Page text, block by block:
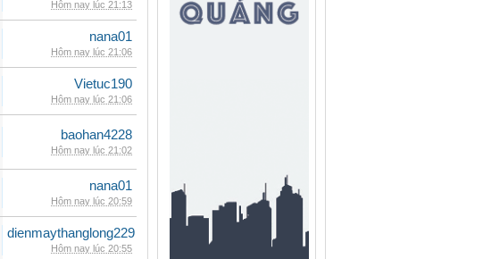
Hôm nay lúc 21:13
nana01
Hôm nay lúc 21:06
Vietuc190
Hôm nay lúc 21:06
baohan4228
Hôm nay lúc 21:02
nana01
Hôm nay lúc 20:59
dienmaythanglong229
Hôm nay lúc 20:55